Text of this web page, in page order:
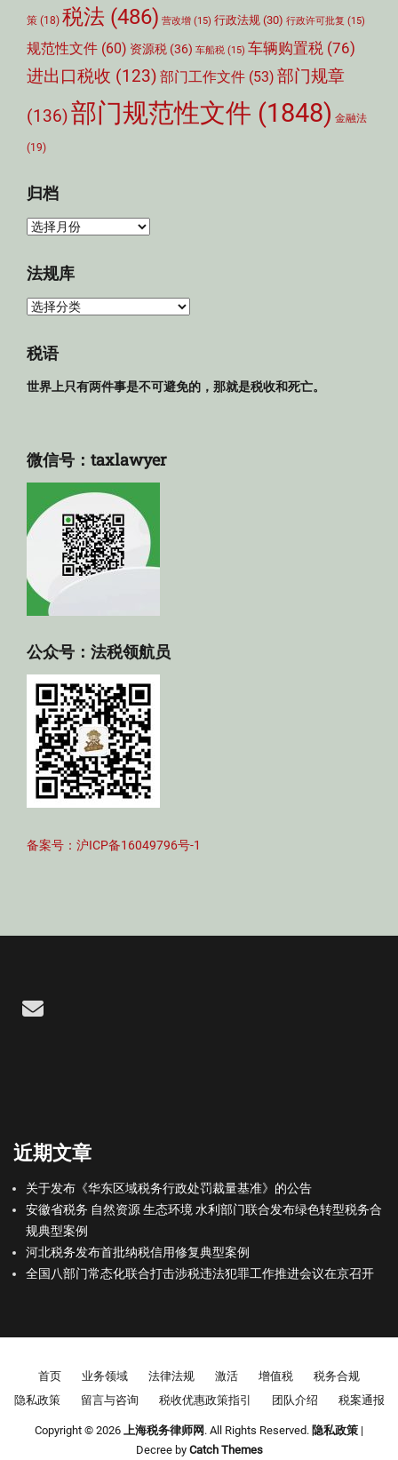
策 (18) 税法 (486) 营改增 (15) 行政法规 (30) 行政许可批复 (15)
规范性文件 (60) 资源税 (36) 车船税 (15) 车辆购置税 (76)
进出口税收 (123) 部门工作文件 (53) 部门规章
(136)部门规范性文件 (1848) 金融法
(19)
归档
归
法规库
法
库
税语
世界上只有两件事是不可避免的，那就是税收和死亡。
微信号：taxlawyer
公众号：法税领航员
备案号：沪ICP备16049796号-1
Email
近期文章
关于发布《华东区域税务行政处罚裁量基准》的公告
安徽省税务 自然资源 生态环境 水利部门联合发布绿色转型税务合
规典型案例
河北税务发布首批纳税信用修复典型案例
全国八部门常态化联合打击涉税违法犯罪工作推进会议在京召开
Footer menu
首页 业务领域 法律法规 激活 增值税
税务合规
隐私政策
留言与咨询 税收优惠政策指引 团队介绍 税案通报
Copyright © 2026 上海税务律师网 . All Rights Reserved. 隐私政策 |
Decree by Catch Themes